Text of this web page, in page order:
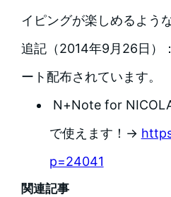
イピングが楽しめるよう
追記（2014年9月26日）
ート配布されています。
N+Note for
で使えます！→
p=24041
関連記事